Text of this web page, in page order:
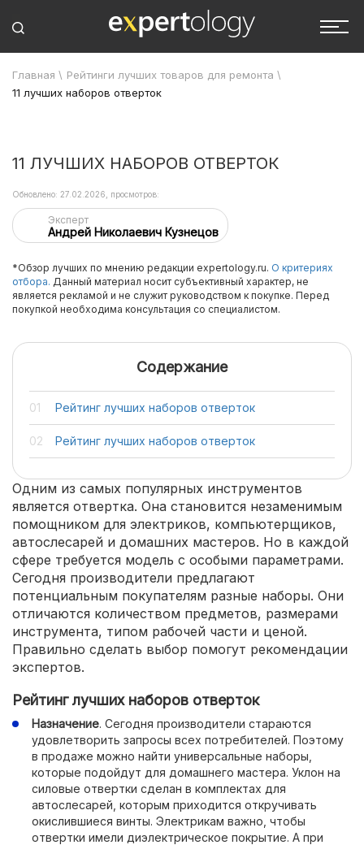
Главная \ Рейтинги лучших товаров для ремонта \
11 лучших наборов отверток
11 ЛУЧШИХ НАБОРОВ ОТВЕРТОК
Эксперт
Андрей Николаевич Кузнецов
Обновлено: 27.02.2026, просмотров:
*Обзор лучших по мнению редакции expertology.ru. О критериях
отбора. Данный материал носит субъективный характер, не
является рекламой и не служит руководством к покупке. Перед
покупкой необходима консультация со специалистом.
Содержание
Рейтинг лучших наборов отверток
Рейтинг лучших наборов отверток
Одним из самых популярных инструментов
является отвертка. Она становится незаменимым
помощником для электриков, компьютерщиков,
автослесарей и домашних мастеров. Но в каждой
сфере требуется модель с особыми параметрами.
Сегодня производители предлагают
потенциальным покупателям разные наборы. Они
отличаются количеством предметов, размерами
инструмента, типом рабочей части и ценой.
Правильно сделать выбор помогут рекомендации
экспертов.
Рейтинг лучших наборов отверток
Назначение. Сегодня производители стараются
удовлетворить запросы всех потребителей. Поэтому
в продаже можно найти универсальные наборы,
которые подойдут для домашнего мастера. Уклон на
силовые отвертки сделан в комплектах для
автослесарей, которым приходится откручивать
окислившиеся винты. Электрикам важно, чтобы
отвертки имели диэлектрическое покрытие. А при